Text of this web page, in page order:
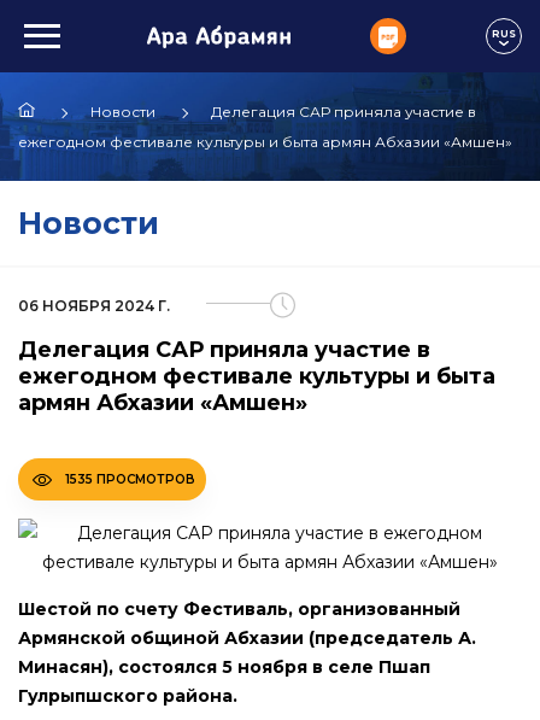
RUS
Новости
Делегация САР приняла участие в
ежегодном фестивале культуры и быта армян Абхазии «Амшен»
Новости
06 НОЯБРЯ 2024 Г.
Делегация САР приняла участие в
ежегодном фестивале культуры и быта
армян Абхазии «Амшен»
1535 ПРОСМОТРОВ
Шестой по счету Фестиваль, организованный
Армянской общиной Абхазии (председатель А.
Минасян), состоялся 5 ноября в селе Пшап
Гулрыпшского района.